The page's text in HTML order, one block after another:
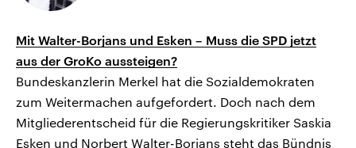
Mit Walter-Borjans und Esken – Muss die SPD jetzt
aus der GroKo aussteigen?
Bundeskanzlerin Merkel hat die Sozialdemokraten
zum Weitermachen aufgefordert. Doch nach dem
Mitgliederentscheid für die Regierungskritiker Saskia
Esken und Norbert Walter-Borjans steht das Bündnis